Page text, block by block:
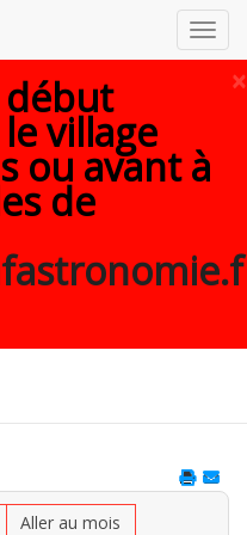
×
début
village
ou avant à
de
Aller au mois